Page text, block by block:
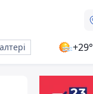
+29°